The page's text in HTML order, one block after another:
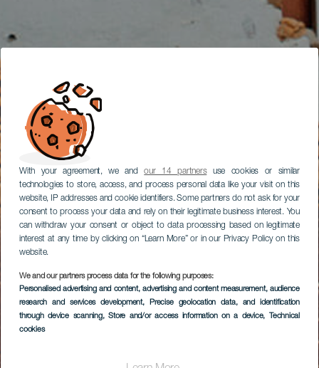
With your agreement, we andour 14 partnersuse cookies or similar
technologies to store, access, and process personal data like your visit on this
website, IP addresses and cookie identifiers. Some partners do not ask for your
consent to process your data and rely on their legitimate business interest. You
can withdraw your consent or object to data processing based on legitimate
interest at any time by clicking on “Learn More” or in our Privacy Policy on this
website.
We and our partners process data for the following purposes:
Personalised advertising and content, advertising and content measurement, audience
research and services development, Precise geolocation data, and identification
through device scanning, Store and/or access information on a device, Technical
cookies